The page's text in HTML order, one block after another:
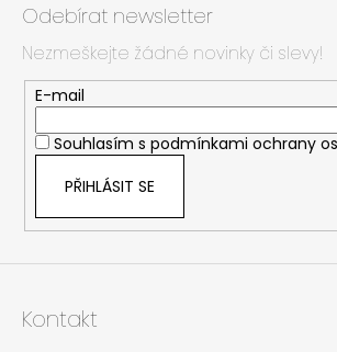
Odebírat newsletter
Nezmeškejte žádné novinky či slevy!
E-mail
Souhlasím s podmínkami ochrany
PŘIHLÁSIT SE
Kontakt